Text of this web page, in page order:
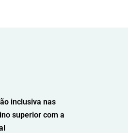
inclusiva nas
superior com a